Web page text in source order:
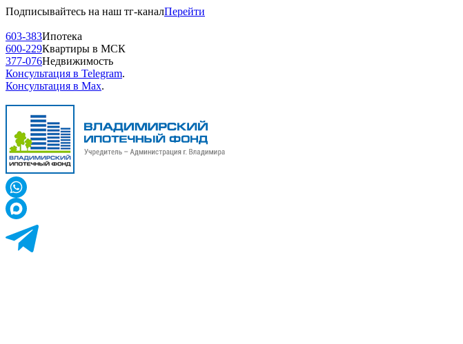
Подписывайтесь на наш тг-каналПерейти
603-383Ипотека
600-229Квартиры в МСК
377-076Недвижимость
Консультация в Telegram.
Консультация в Max.